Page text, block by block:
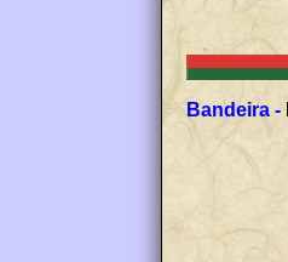
Bandeira -